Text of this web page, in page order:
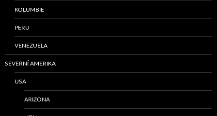
KOLUMBIE
PERU
VENEZUELA
SEVERNÍ AMERIKA
USA
ARIZONA